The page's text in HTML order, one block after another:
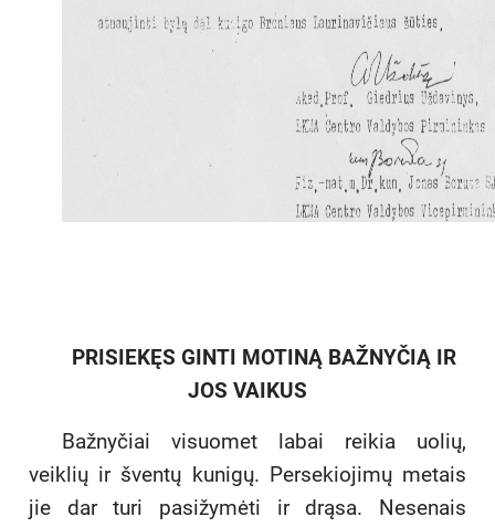
PRISIEKĘS GINTI MOTINĄ BAŽNYČIĄ IR
JOS VAIKUS
Bažnyčiai visuomet labai reikia uolių,
veiklių ir šventų kunigų. Persekiojimų metais
jie dar turi pasižymėti ir drąsa. Nesenais